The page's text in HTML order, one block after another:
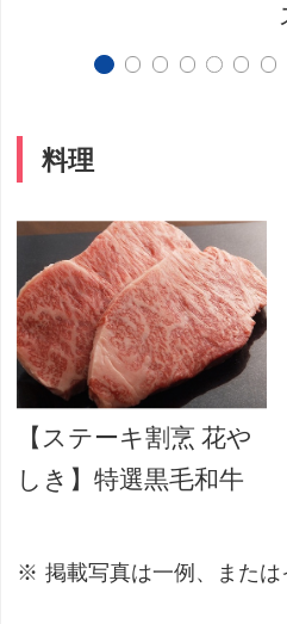
料理
【ステーキ割烹 花や
しき】特選黒毛和牛
掲載写真は一例、または